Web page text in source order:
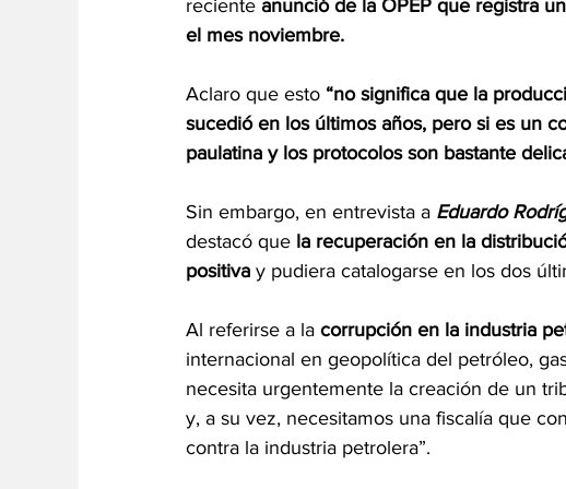
reciente anunció de la OPEP que registra
el mes noviembre.
Aclaro que esto “no significa que la
sucedió en los últimos años, pero si es un
paulatina y los protocolos son bastante
Sin embargo, en entrevista a Eduardo
destacó que la recuperación en la
positiva y pudiera catalogarse en los dos
Al referirse a la corrupción en la industria
internacional en geopolítica del petróleo,
necesita urgentemente la creación de un
y, a su vez, necesitamos una fiscalía que
contra la industria petrolera”.